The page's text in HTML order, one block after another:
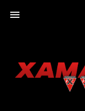
XAMAXFORUM